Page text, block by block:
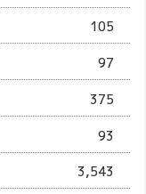
105
97
375
93
3,543